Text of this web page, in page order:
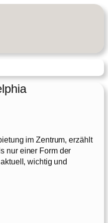
im Zentrum, erzählt
nur einer Form der
wichtig und